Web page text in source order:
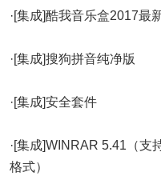
·[集成]酷我音乐盒2017最
·[集成]搜狗拼音纯净版
·[集成]安全套件
·[集成]WINRAR 5.41（支
格式）